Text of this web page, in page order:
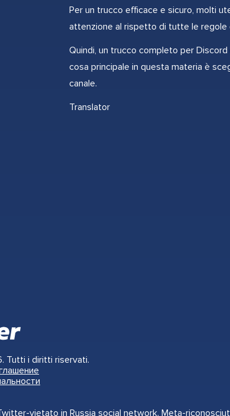
Per un trucco efficace e sicuro, molti
attenzione al rispetto di tutte le regole
Quindi, un trucco completo per
cosa principale in questa materia è
canale.
Translator
Tutti i diritti riservati.
vietato in Russia social network. Meta-